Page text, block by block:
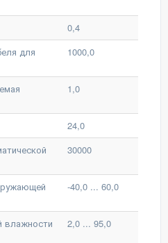
0,4
для
1000,0
1,0
24,0
30000
-40,0 ... 60,0
влажности
2,0 ... 95,0